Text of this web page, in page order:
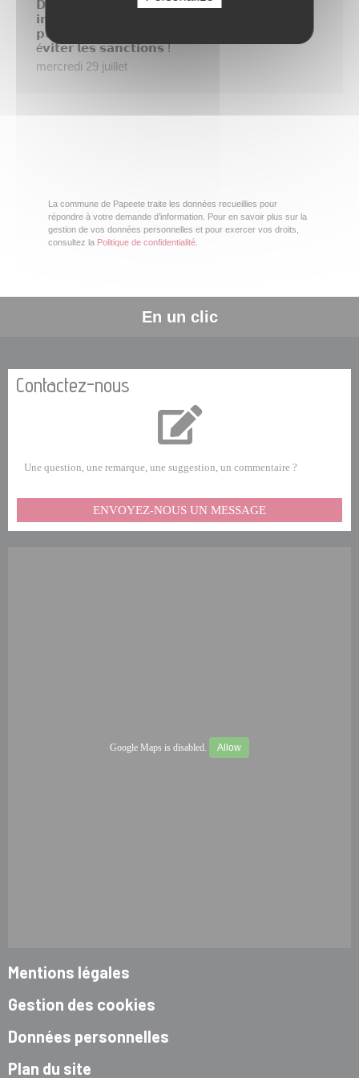
𝗗𝗶𝘀𝗽𝗮𝗿𝗶𝘁𝗶𝗼𝗻 𝗱𝗲 𝗻𝗼𝘀 𝗯𝗼𝘂𝗴𝗮𝗶𝗻𝘃𝗶𝗹𝗹𝗶𝗲𝗿𝘀, 𝗱𝗲𝘂𝘅
𝗶𝗻𝗱𝗶𝘃𝗶𝗱𝘂𝘀 𝗶𝗱𝗲𝗻𝘁𝗶𝗳𝗶é𝘀 𝗮𝗽𝗿é𝘀 𝗹𝗲 𝘃𝗼𝗹 𝗱𝗲𝘀
𝗽𝗹𝗮𝗻𝘁𝗲𝘀, 𝗹𝗮 𝗺𝗮𝗶𝗿𝗶𝗲 𝗮𝗽𝗽𝗲𝗹𝗹𝗲 𝗮𝘂 𝗰𝗶𝘃𝗶𝘀𝗺𝗲 𝗽𝗼𝘂𝗿
é𝘃𝗶𝘁𝗲𝗿 𝗹𝗲𝘀 𝘀𝗮𝗻𝗰𝘁𝗶𝗼𝗻𝘀 !
mercredi 29 juillet
La commune de Papeete traite les données recueillies pour
répondre à votre demande d’information. Pour en savoir plus sur la
gestion de vos données personnelles et pour exercer vos droits,
consultez la Politique de confidentialité
En un clic
Contactez-nous
Une question, une remarque, une suggestion, un commentaire ?
ENVOYEZ-NOUS UN MESSAGE
Google Maps is disabled. Allow
Mentions légales
Gestion des cookies
Données personnelles
Plan du site